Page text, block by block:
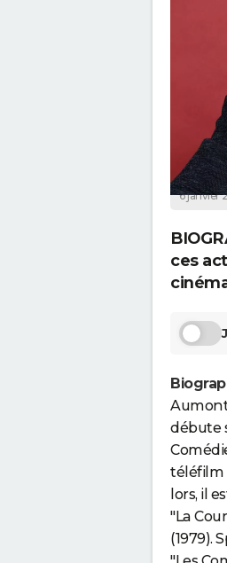
La
6 janvier
ces
Aumont
débute
téléfilm
lors, il
"La
(1979).